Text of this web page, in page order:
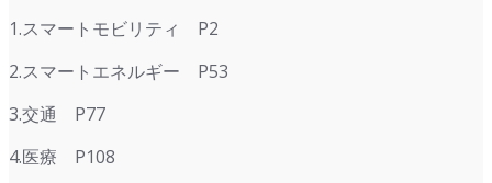
1.スマートモビリティ P2
2.スマートエネルギー P53
3.交通 P77
4.医療 P108